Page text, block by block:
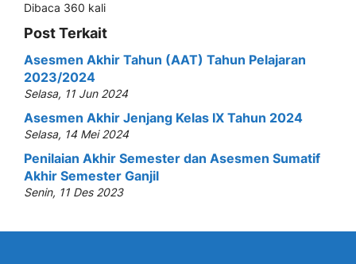
Dibaca 360 kali
Post Terkait
Asesmen Akhir Tahun (AAT) Tahun Pelajaran
2023/2024
Selasa, 11 Jun 2024
Asesmen Akhir Jenjang Kelas IX Tahun 2024
Selasa, 14 Mei 2024
Penilaian Akhir Semester dan Asesmen Sumatif
Akhir Semester Ganjil
Senin, 11 Des 2023